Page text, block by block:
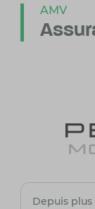
AMV
Depuis